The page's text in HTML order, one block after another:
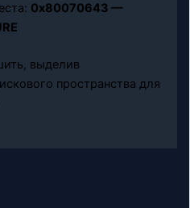
0x80070643 —
выделив
пространства для